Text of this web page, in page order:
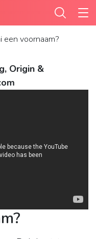
een voornaam?
Origin &